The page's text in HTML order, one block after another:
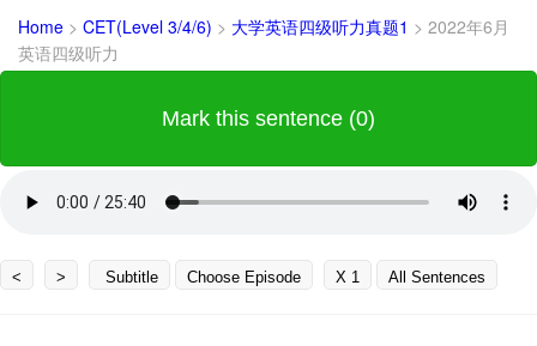
Home > CET(Level 3/4/6) > 大学英语四级听力真题1 > 2022年6月
英语四级听力
Mark this sentence (0)
< > Subtitle Choose Episode X 1 All Sentences